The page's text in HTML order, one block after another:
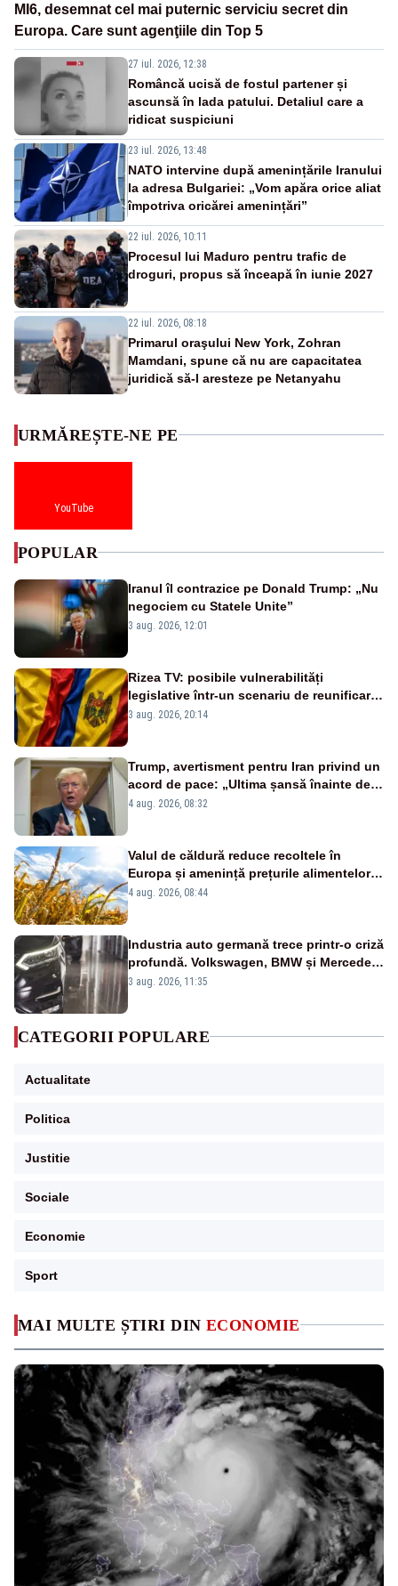
MI6, desemnat cel mai puternic serviciu secret din
Europa. Care sunt agenţiile din Top 5
27 iul. 2026, 12:38
Româncă ucisă de fostul partener și
ascunsă în lada patului. Detaliul care a
ridicat suspiciuni
23 iul. 2026, 13:48
NATO intervine după amenințările Iranului
la adresa Bulgariei: „Vom apăra orice aliat
împotriva oricărei amenințări”
22 iul. 2026, 10:11
Procesul lui Maduro pentru trafic de
droguri, propus să înceapă în iunie 2027
22 iul. 2026, 08:18
Primarul oraşului New York, Zohran
Mamdani, spune că nu are capacitatea
juridică să-l aresteze pe Netanyahu
MAI MULTE ȘTIRI DIN ECONOMIE
URMĂREȘTE-NE PE
YouTube
POPULAR
Iranul îl contrazice pe Donald Trump: „Nu
negociem cu Statele Unite”
3 aug. 2026, 12:01
Rizea TV: posibile vulnerabilități
legislative într-un scenariu de reunificare
România–Republica Moldova
3 aug. 2026, 20:14
Trump, avertisment pentru Iran privind un
acord de pace: „Ultima șansă înainte de
decapitare”
4 aug. 2026, 08:32
Valul de căldură reduce recoltele în
Europa și amenință prețurile alimentelor.
Ce avantaj are România
4 aug. 2026, 08:44
Industria auto germană trece printr-o criză
profundă. Volkswagen, BMW și Mercedes
reduc mii de posturi
3 aug. 2026, 11:35
CATEGORII POPULARE
Actualitate
Politica
Justitie
Sociale
Economie
Sport